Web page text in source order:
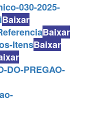
030-2025-
Baixar
Baixar
ItensBaixar
DO-PREGAO-